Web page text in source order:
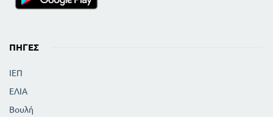
ΠΗΓΈΣ
ΙΕΠ
ΕΛΙΑ
Βουλή